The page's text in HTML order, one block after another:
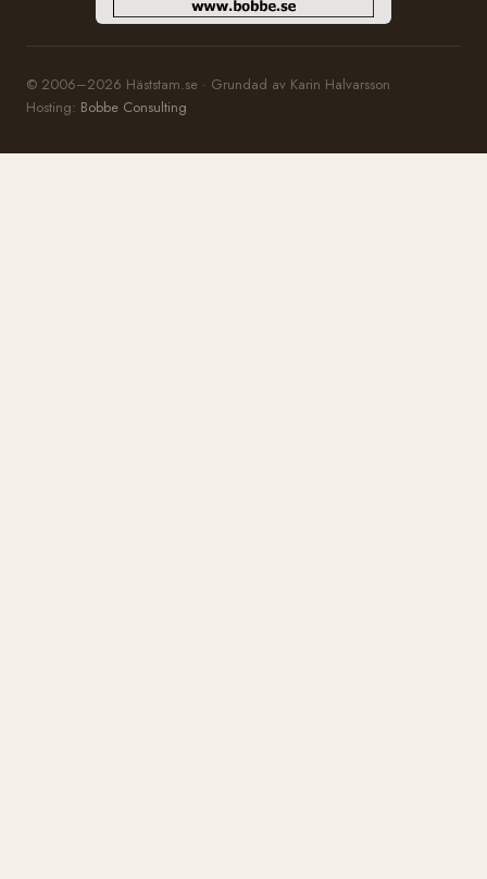
© 2006–2026 Häststam.se · Grundad av Karin Halvarsson
Hosting: Bobbe Consulting